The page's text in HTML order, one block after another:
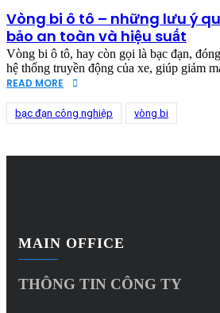
Vòng bi ô tô – những lưu ý
bảo an toàn và hiệu suất
Vòng bi ô tô, hay còn gọi là bạc đạn,
hệ thống truyền động của xe, giúp giảm
READ MORE
bạc đạn công nghiệp vòng bi
MAIN OFFICE
THÔNG TIN CÔNG TY